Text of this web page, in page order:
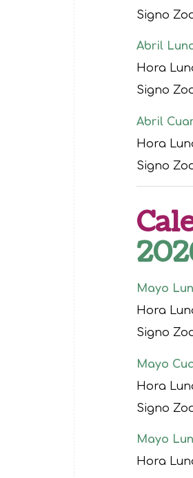
Signo
Abril
Hora
Signo
Abril
Hora
Signo
Mayo
Hora
Signo
Mayo
Hora
Signo
Mayo
Hora